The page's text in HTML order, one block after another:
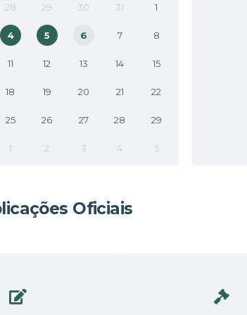
28 29 30 31 1
4 5 6 7 8
11 12 13 14 15
18 19 20 21 22
25 26 27 28 29
1 2 3 4 5
Oficiais